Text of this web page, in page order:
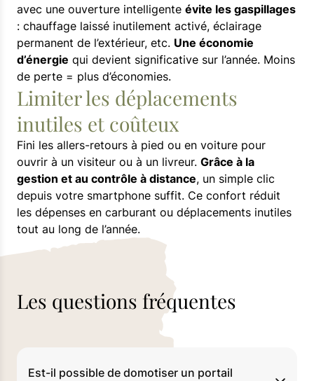
avec une ouverture intelligente évite les gaspillages
: chauffage laissé inutilement activé, éclairage
permanent de l’extérieur, etc. Une économie
d’énergie qui devient significative sur l’année. Moins
de perte = plus d’économies.
Limiter les déplacements
inutiles et coûteux
Fini les allers-retours à pied ou en voiture pour
ouvrir à un visiteur ou à un livreur. Grâce à la
gestion et au contrôle à distance, un simple clic
depuis votre smartphone suffit. Ce confort réduit
les dépenses en carburant ou déplacements inutiles
tout au long de l’année.
Les questions fréquentes
Est-il possible de domotiser un portail